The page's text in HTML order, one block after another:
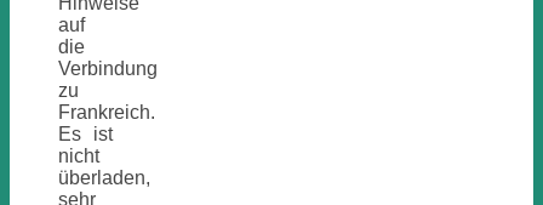
auf
die
Verbindung
zu
Frankreich.
Es ist
nicht
überladen,
sehr